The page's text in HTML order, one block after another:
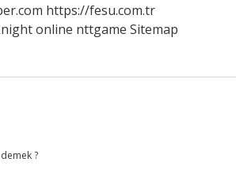
https://fesu.com.tr
online nttgame Sitemap
?